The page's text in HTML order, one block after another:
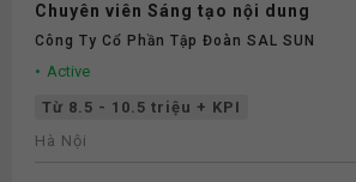
Chuyên viên Sáng tạo nội dung
Công Ty Cổ Phần Tập Đoàn SAL SUN
Active
Từ 8.5 - 10.5 triệu + KPI
Hà Nội